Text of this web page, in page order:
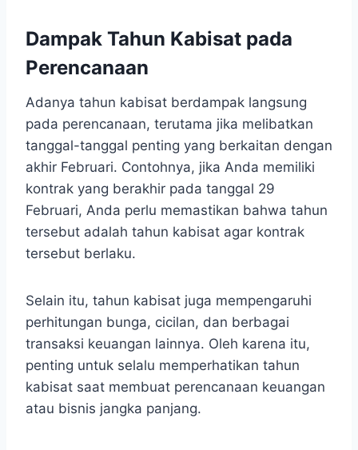
Dampak Tahun Kabisat pada
Perencanaan
Adanya tahun kabisat berdampak langsung
pada perencanaan, terutama jika melibatkan
tanggal-tanggal penting yang berkaitan dengan
akhir Februari. Contohnya, jika Anda memiliki
kontrak yang berakhir pada tanggal 29
Februari, Anda perlu memastikan bahwa tahun
tersebut adalah tahun kabisat agar kontrak
tersebut berlaku.
Selain itu, tahun kabisat juga mempengaruhi
perhitungan bunga, cicilan, dan berbagai
transaksi keuangan lainnya. Oleh karena itu,
penting untuk selalu memperhatikan tahun
kabisat saat membuat perencanaan keuangan
atau bisnis jangka panjang.